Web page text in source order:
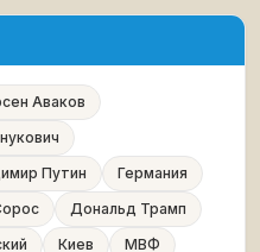
Аваков
Путин
Германия
Дональд Трамп
Киев
МВФ